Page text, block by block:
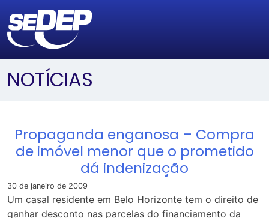
NOTÍCIAS
Propaganda enganosa – Compra
de imóvel menor que o prometido
dá indenização
30 de janeiro de 2009
Um casal residente em Belo Horizonte tem o direito de
ganhar desconto nas parcelas do financiamento da